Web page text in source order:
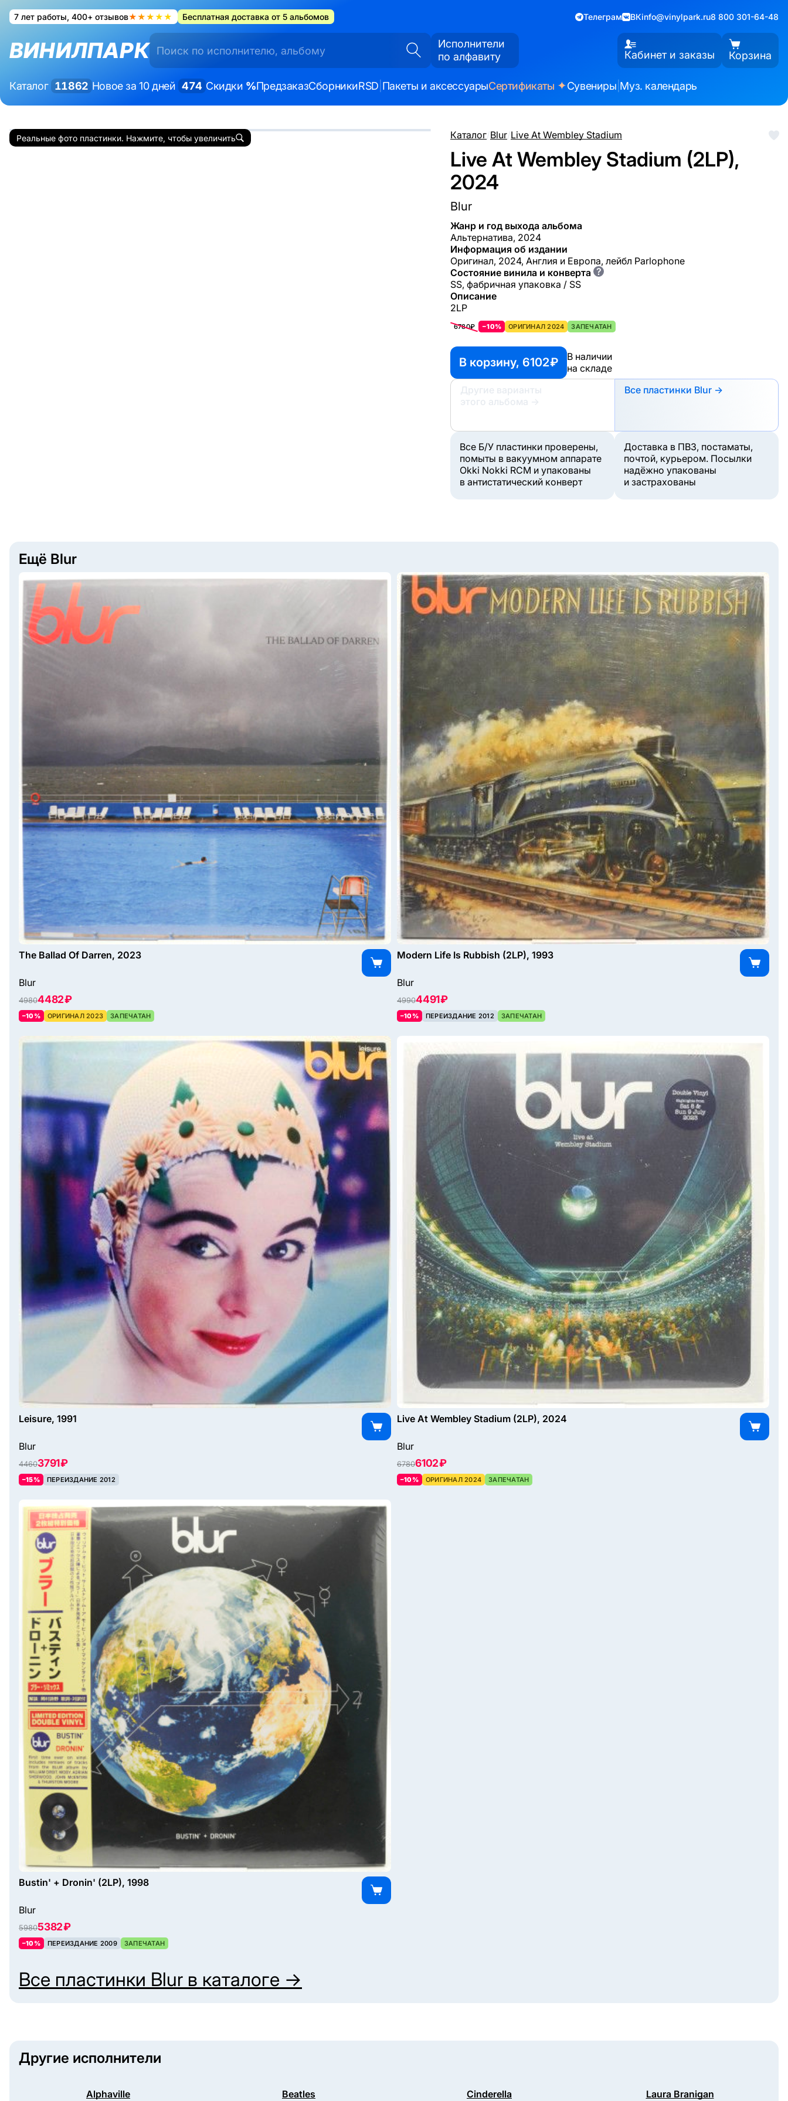
7 лет работы, 400+ отзывов★★★★★ Бесплатная доставка от 5 альбомов Телеграм ВКinfo@vinylpark.ru8 800 301-64-48
ВИНИЛПАРК
Исполнители
по алфавиту
Кабинет и заказы Корзина
Каталог 11862 Новое за 10 дней 474 Скидки %ПредзаказСборникиRSD Пакеты и аксессуарыСертификаты ✦Сувениры Муз. календарь
Каталог/Blur/Live At Wembley Stadium
Live At Wembley Stadium (2LP),
2024
Blur
Жанр и год выхода альбома
Альтернатива, 2024
Информация об издании
Оригинал, 2024, Англия и Европа, лейбл Parlophone
Состояние винила и конверта ?
SS, фабричная упаковка / SS
Описание
2LP
6780₽ −10% ОРИГИНАЛ 2024 ЗАПЕЧАТАН
В корзину, 6102 ₽
В наличии
на складе
Другие варианты
этого альбома
→
Все пластинки Blur →
Все Б/У пластинки проверены,
помыты в вакуумном аппарате
Okki Nokki RCM и упакованы
в антистатический конверт
Доставка в ПВЗ, постаматы,
почтой, курьером. Посылки
надёжно упакованы
и застрахованы
Реальные фото пластинки. Нажмите, чтобы увеличить
Ещё Blur
The Ballad Of Darren, 2023
Blur
49804482 ₽
–10% ОРИГИНАЛ 2023 ЗАПЕЧАТАН
Modern Life Is Rubbish (2LP), 1993
Blur
49904491 ₽
–10% ПЕРЕИЗДАНИЕ 2012 ЗАПЕЧАТАН
Leisure, 1991
Blur
44603791 ₽
–15% ПЕРЕИЗДАНИЕ 2012
Live At Wembley Stadium (2LP), 2024
Blur
67806102 ₽
–10% ОРИГИНАЛ 2024 ЗАПЕЧАТАН
Bustin' + Dronin' (2LP), 1998
Blur
59805382 ₽
–10% ПЕРЕИЗДАНИЕ 2009 ЗАПЕЧАТАН
Все пластинки Blur в каталоге →
Другие исполнители
Alphaville Beatles Cinderella Laura Branigan